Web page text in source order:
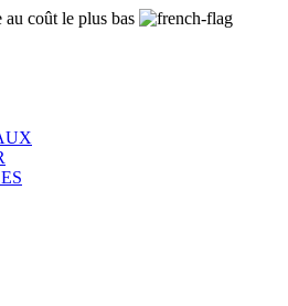
coût le plus bas